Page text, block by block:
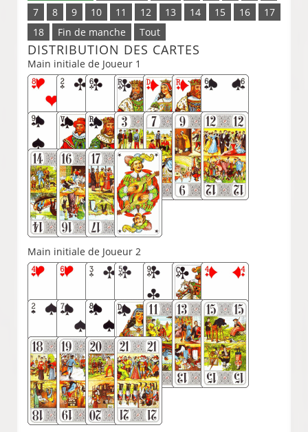
7
8 9 10 11 12 13 14 15 16
17
18
Fin de manche Tout
DISTRIBUTION DES CARTES
Main initiale de Joueur 1
Main initiale de Joueur 2